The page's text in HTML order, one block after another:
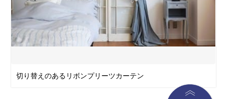
切り替えのあるリボンプリーツカーテン